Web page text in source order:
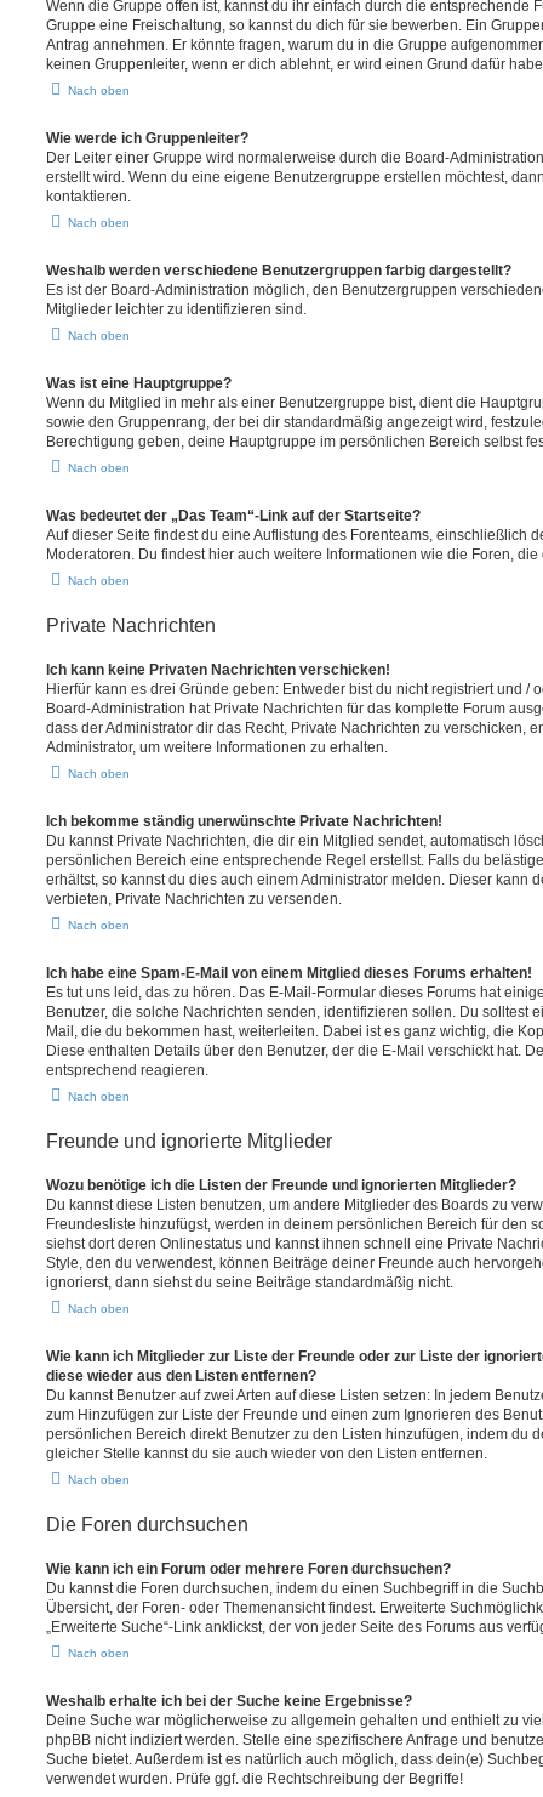
Wenn die Gruppe offen ist, kannst du ihr einfach durch die entsprechende
Gruppe eine Freischaltung, so kannst du dich für sie bewerben. Ein
Antrag annehmen. Er könnte fragen, warum du in die Gruppe
keinen Gruppenleiter, wenn er dich ablehnt, er wird einen Grund dafür
Nach oben
Wie werde ich Gruppenleiter?
Der Leiter einer Gruppe wird normalerweise durch die Board-
erstellt wird. Wenn du eine eigene Benutzergruppe erstellen möchtest,
kontaktieren.
Nach oben
Weshalb werden verschiedene Benutzergruppen farbig dargestellt?
Es ist der Board-Administration möglich, den Benutzergruppen
Mitglieder leichter zu identifizieren sind.
Nach oben
Was ist eine Hauptgruppe?
Wenn du Mitglied in mehr als einer Benutzergruppe bist, dient die
sowie den Gruppenrang, der bei dir standardmäßig angezeigt wird,
Berechtigung geben, deine Hauptgruppe im persönlichen Bereich selbst
Nach oben
Was bedeutet der „Das Team“-Link auf der Startseite?
Auf dieser Seite findest du eine Auflistung des Forenteams, einschließlich
Moderatoren. Du findest hier auch weitere Informationen wie die Foren,
Nach oben
Private Nachrichten
Ich kann keine Privaten Nachrichten verschicken!
Hierfür kann es drei Gründe geben: Entweder bist du nicht registriert und /
Board-Administration hat Private Nachrichten für das komplette Forum
dass der Administrator dir das Recht, Private Nachrichten zu verschicken,
Administrator, um weitere Informationen zu erhalten.
Nach oben
Ich bekomme ständig unerwünschte Private Nachrichten!
Du kannst Private Nachrichten, die dir ein Mitglied sendet, automatisch
persönlichen Bereich eine entsprechende Regel erstellst. Falls du
erhältst, so kannst du dies auch einem Administrator melden. Dieser kann
verbieten, Private Nachrichten zu versenden.
Nach oben
Ich habe eine Spam-E-Mail von einem Mitglied dieses Forums erhalten!
Es tut uns leid, das zu hören. Das E-Mail-Formular dieses Forums hat
Benutzer, die solche Nachrichten senden, identifizieren sollen. Du solltest
Mail, die du bekommen hast, weiterleiten. Dabei ist es ganz wichtig, die
Diese enthalten Details über den Benutzer, der die E-Mail verschickt hat.
entsprechend reagieren.
Nach oben
Freunde und ignorierte Mitglieder
Wozu benötige ich die Listen der Freunde und ignorierten Mitglieder?
Du kannst diese Listen benutzen, um andere Mitglieder des Boards zu
Freundesliste hinzufügst, werden in deinem persönlichen Bereich für den
siehst dort deren Onlinestatus und kannst ihnen schnell eine Private
Style, den du verwendest, können Beiträge deiner Freunde auch
ignorierst, dann siehst du seine Beiträge standardmäßig nicht.
Nach oben
Wie kann ich Mitglieder zur Liste der Freunde oder zur Liste der
diese wieder aus den Listen entfernen?
Du kannst Benutzer auf zwei Arten auf diese Listen setzen: In jedem
zum Hinzufügen zur Liste der Freunde und einen zum Ignorieren des
persönlichen Bereich direkt Benutzer zu den Listen hinzufügen, indem du
gleicher Stelle kannst du sie auch wieder von den Listen entfernen.
Nach oben
Die Foren durchsuchen
Wie kann ich ein Forum oder mehrere Foren durchsuchen?
Du kannst die Foren durchsuchen, indem du einen Suchbegriff in die
Übersicht, der Foren- oder Themenansicht findest. Erweiterte
„Erweiterte Suche“-Link anklickst, der von jeder Seite des Forums aus
Nach oben
Weshalb erhalte ich bei der Suche keine Ergebnisse?
Deine Suche war möglicherweise zu allgemein gehalten und enthielt zu
phpBB nicht indiziert werden. Stelle eine spezifischere Anfrage und
Suche bietet. Außerdem ist es natürlich auch möglich, dass dein(e)
verwendet wurden. Prüfe ggf. die Rechtschreibung der Begriffe!